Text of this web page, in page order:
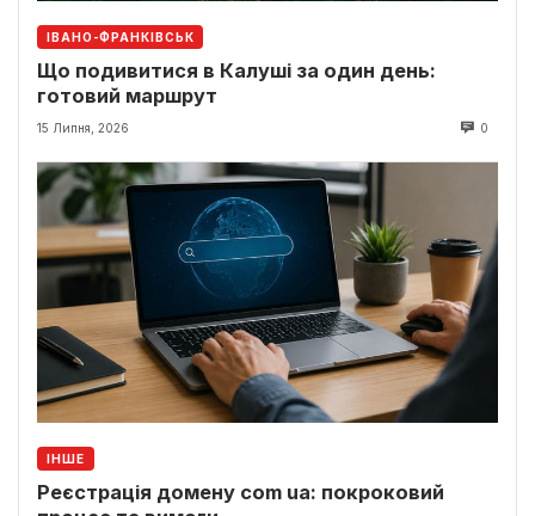
ІВАНО-ФРАНКІВСЬК
Що подивитися в Калуші за один день:
готовий маршрут
15 Липня, 2026 0
ІНШЕ
Реєстрація домену com ua: покроковий